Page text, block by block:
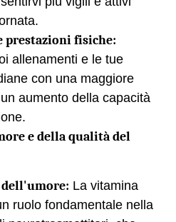
prestazioni fisiche:
allenamenti e le tue
con una maggiore
aumento della capacità
e della qualità del
dell'umore: La vitamina
ruolo fondamentale nella